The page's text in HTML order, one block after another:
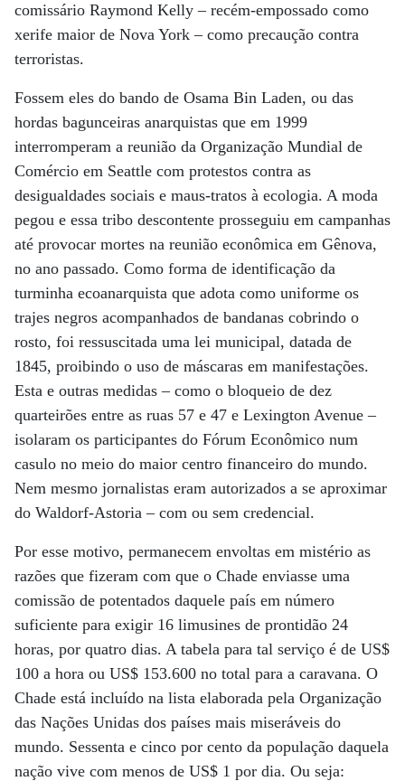
comissário Raymond Kelly – recém-empossado como
xerife maior de Nova York – como precaução contra
terroristas.
Fossem eles do bando de Osama Bin Laden, ou das
hordas bagunceiras anarquistas que em 1999
interromperam a reunião da Organização Mundial de
Comércio em Seattle com protestos contra as
desigualdades sociais e maus-tratos à ecologia. A moda
pegou e essa tribo descontente prosseguiu em campanhas
até provocar mortes na reunião econômica em Gênova,
no ano passado. Como forma de identificação da
turminha ecoanarquista que adota como uniforme os
trajes negros acompanhados de bandanas cobrindo o
rosto, foi ressuscitada uma lei municipal, datada de
1845, proibindo o uso de máscaras em manifestações.
Esta e outras medidas – como o bloqueio de dez
quarteirões entre as ruas 57 e 47 e Lexington Avenue –
isolaram os participantes do Fórum Econômico num
casulo no meio do maior centro financeiro do mundo.
Nem mesmo jornalistas eram autorizados a se aproximar
do Waldorf-Astoria – com ou sem credencial.
Por esse motivo, permanecem envoltas em mistério as
razões que fizeram com que o Chade enviasse uma
comissão de potentados daquele país em número
suficiente para exigir 16 limusines de prontidão 24
horas, por quatro dias. A tabela para tal serviço é de US$
100 a hora ou US$ 153.600 no total para a caravana. O
Chade está incluído na lista elaborada pela Organização
das Nações Unidas dos países mais miseráveis do
mundo. Sessenta e cinco por cento da população daquela
nação vive com menos de US$ 1 por dia. Ou seja: